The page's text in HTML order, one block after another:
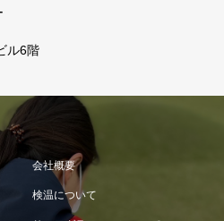
ル6階
会社概要
検温について